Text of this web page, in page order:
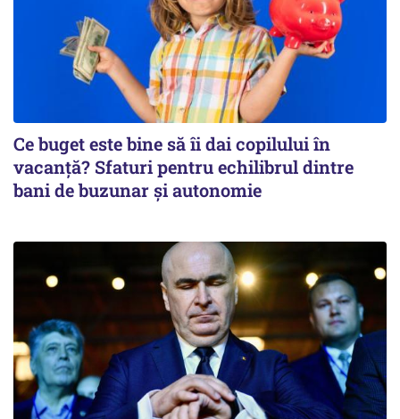
Ce buget este bine să îi dai copilului în
vacanță? Sfaturi pentru echilibrul dintre
bani de buzunar și autonomie